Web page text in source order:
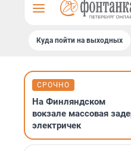
Куда пойти на выходных
СРОЧНО
На Финляндском
вокзале массовая
электричек